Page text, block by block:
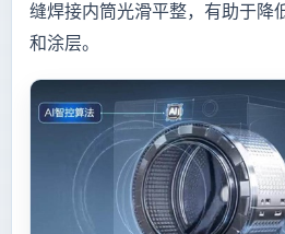
缝焊接内筒光滑平整，有助于降
和涂层。